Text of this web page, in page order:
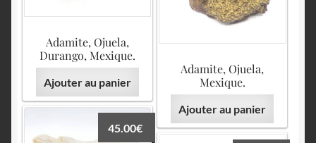
Adamite, Ojuela,
Durango, Mexique.
Ajouter au panier
Adamite, Ojuela,
Mexique.
Ajouter au panier
45.00€